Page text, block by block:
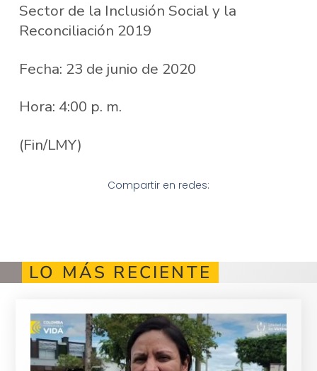
Sector de la Inclusión Social y la
Reconciliación 2019
Fecha: 23 de junio de 2020
Hora: 4:00 p. m.
(Fin/LMY)
Compartir en redes:
LO MÁS RECIENTE